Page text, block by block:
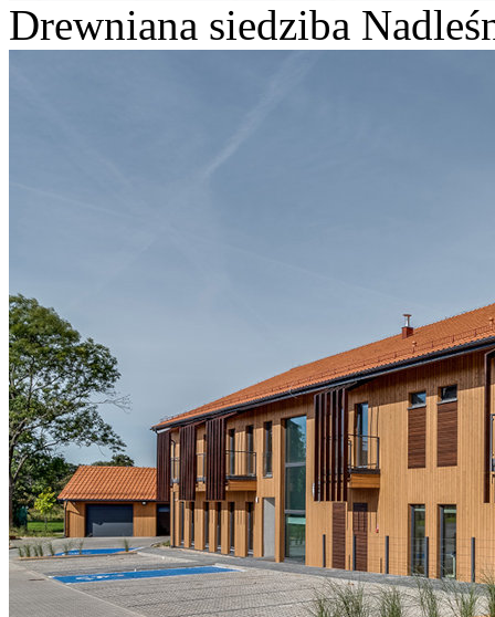
Drewniana siedziba